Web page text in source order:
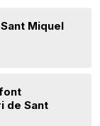
Miquel
de Sant